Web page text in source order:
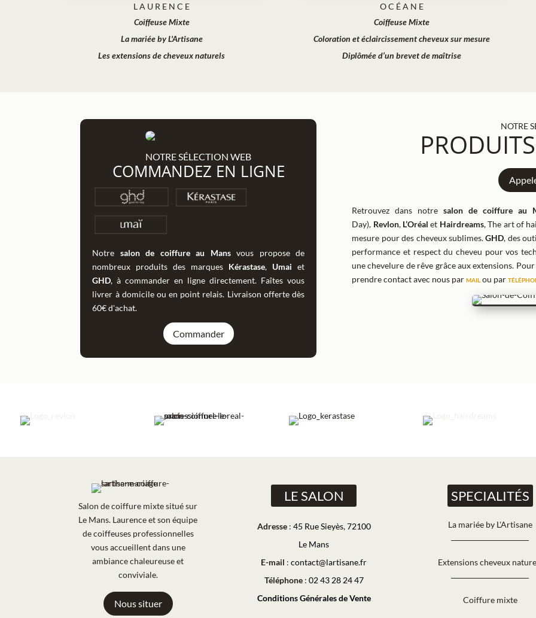
L A U R E N C E
Coiffeuse Mixte
La mariée by L'Artisane
Les extensions de cheveux naturels
O C É A N E
Coiffeuse Mixte
Coloration et éclaircissement cheveux sur mesure
Diplômée d’un brevet de maîtrise
NOTRE SÉLECTION WEB
COMMANDEZ EN LIGNE
Notre salon de coiffure au Mansvous propose de
nombreux produits des marques Kérastase, Umai et
GHD, à commander en ligne directement. Faîtes vous
livrer à domicile ou en point relais. Livraison offerte dès
60€ d'achat.
Commander
NOTRE S
Retrouvez dans notre salon de coiffure au
Day), Revlon, L’Oréal et Hairdreams, The art of
mesure pour des cheveux sublimes.GHD, des
performance et respect du cheveu pour vos
une chevelure de rêve grâce aux extensions.
prendre contact avec nous parmail ou par
Salon de coiffure mixte situé sur
Le Mans. Laurence et son équipe
de coiffeuses professionnelles
vous accueillent dans une
ambiance chaleureuse et
conviviale.
Nous situer
LE SALON
Adresse: 45 Rue Sieyès, 72100
Le Mans
E-mail :contact@lartisane.fr
Téléphone: 02 43 28 24 47
Conditions Générales de Vente
SPECIALITÉS
La mariée by L'Artisane
Extensions cheveux
Coiffure mixte